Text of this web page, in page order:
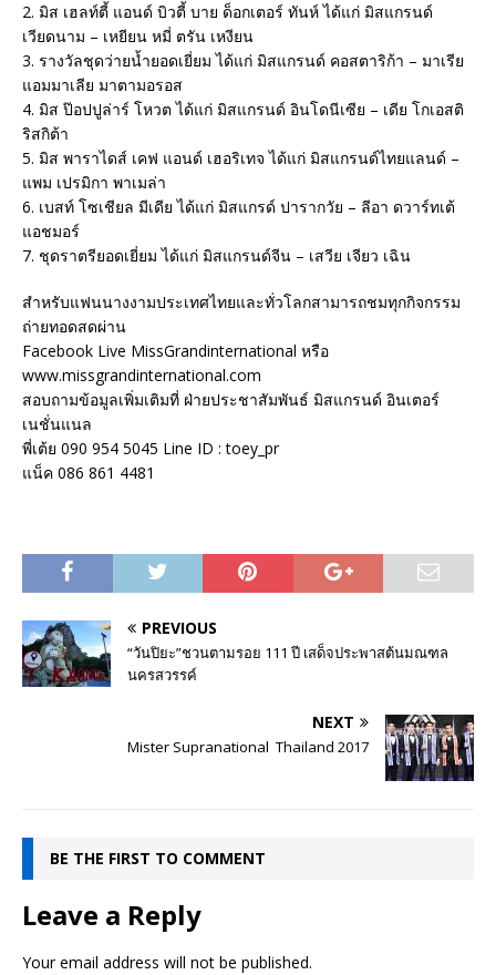
2. มิส เฮลท์ตี้ แอนด์ บิวตี้ บาย ด็อกเตอร์ ทันห์ ได้แก่ มิสแกรนด์
เวียดนาม – เหยียน หมี่ ตรัน เหงียน
3. รางวัลชุดว่ายน้ำยอดเยี่ยม ได้แก่ มิสแกรนด์ คอสตาริก้า – มาเรีย
แอมมาเลีย มาตามอรอส
4. มิส ป๊อปปูล่าร์ โหวต ได้แก่ มิสแกรนด์ อินโดนีเซีย – เดีย โกเอสติ
ริสกิต้า
5. มิส พาราไดส์ เคฟ แอนด์ เฮอริเทจ ได้แก่ มิสแกรนด์ไทยแลนด์ –
แพม เปรมิกา พาเมล่า
6. เบสท์ โซเชียล มีเดีย ได้แก่ มิสแกรด์ ปารากวัย – ลีอา ดวาร์ทเต้
แอชมอร์
7. ชุดราตรียอดเยี่ยม ได้แก่ มิสแกรนด์จีน – เสวีย เจียว เฉิน
สำหรับแฟนนางงามประเทศไทยและทั่วโลกสามารถชมทุกกิจกรรม
ถ่ายทอดสดผ่าน
Facebook Live MissGrandinternational หรือ
www.missgrandinternational.com
สอบถามข้อมูลเพิ่มเติมที่ ฝ่ายประชาสัมพันธ์ มิสแกรนด์ อินเตอร์
เนชั่นแนล
พี่เต้ย 090 954 5045 Line ID : toey_pr
แน็ค 086 861 4481
PREVIOUS
“วันปิยะ”ชวนตามรอย 111 ปี เสด็จประพาสต้นมณฑล
นครสวรรค์
NEXT
Mister Supranational Thailand 2017
BE THE FIRST TO COMMENT
Leave a Reply
Your email address will not be published.